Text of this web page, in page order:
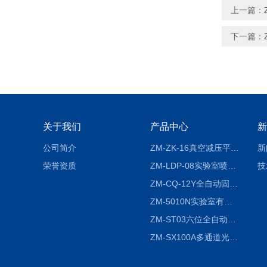
上一篇：
下一篇：
关于我们
公司简介
荣誉资质
产品中心
ZM-ZK-16真空减压平行浓缩仪
ZM-LDP-08实验室喷雾冷冻干燥机
ZM-5010N实验室有机溶剂喷雾干燥机
ZM-SX100A多通道光催化反应仪